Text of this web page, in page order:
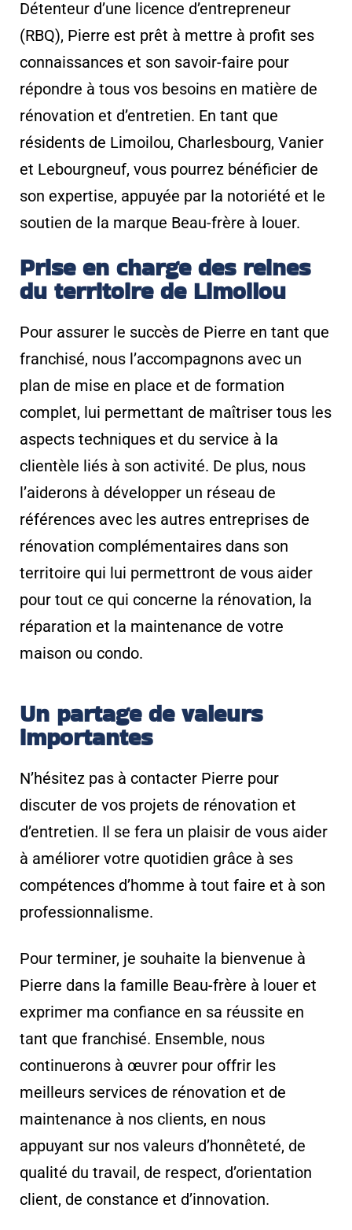
Détenteur d’une licence d’entrepreneur
(RBQ), Pierre est prêt à mettre à profit ses
connaissances et son savoir-faire pour
répondre à tous vos besoins en matière de
rénovation et d’entretien. En tant que
résidents de Limoilou, Charlesbourg, Vanier
et Lebourgneuf, vous pourrez bénéficier de
son expertise, appuyée par la notoriété et le
soutien de la marque Beau-frère à louer.
Prise en charge des reines
du territoire de Limoilou
Pour assurer le succès de Pierre en tant que
franchisé, nous l’accompagnons avec un
plan de mise en place et de formation
complet, lui permettant de maîtriser tous les
aspects techniques et du service à la
clientèle liés à son activité. De plus, nous
l’aiderons à développer un réseau de
références avec les autres entreprises de
rénovation complémentaires dans son
territoire qui lui permettront de vous aider
pour tout ce qui concerne la rénovation, la
réparation et la maintenance de votre
maison ou condo.
Un partage de valeurs
importantes
N’hésitez pas à contacter Pierre pour
discuter de vos projets de rénovation et
d’entretien. Il se fera un plaisir de vous aider
à améliorer votre quotidien grâce à ses
compétences d’homme à tout faire et à son
professionnalisme.
Pour terminer, je souhaite la bienvenue à
Pierre dans la famille Beau-frère à louer et
exprimer ma confiance en sa réussite en
tant que franchisé. Ensemble, nous
continuerons à œuvrer pour offrir les
meilleurs services de rénovation et de
maintenance à nos clients, en nous
appuyant sur nos valeurs d’honnêteté, de
qualité du travail, de respect, d’orientation
client, de constance et d’innovation.